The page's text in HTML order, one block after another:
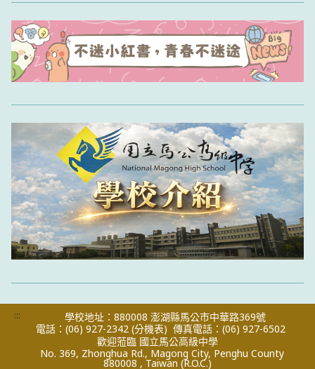
:::
學校地址：880008 澎湖縣馬公市中華路369號
電話：(06) 927-2342 (分機表) 傳真電話：(06) 927-6502
歡迎蒞臨 國立馬公高級中學
No. 369, Zhonghua Rd., Magong City, Penghu County
880008 , Taiwan (R.O.C.)